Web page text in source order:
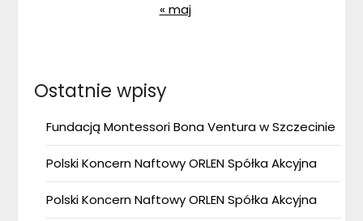
« maj
Ostatnie wpisy
Fundacją Montessori Bona Ventura w Szczecinie
Polski Koncern Naftowy ORLEN Spółka Akcyjna
Polski Koncern Naftowy ORLEN Spółka Akcyjna